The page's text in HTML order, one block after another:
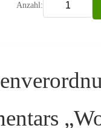
Anzahl: